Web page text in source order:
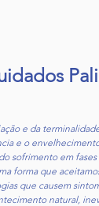
e da
e o
sofrimento em
forma que
que causem
natural,